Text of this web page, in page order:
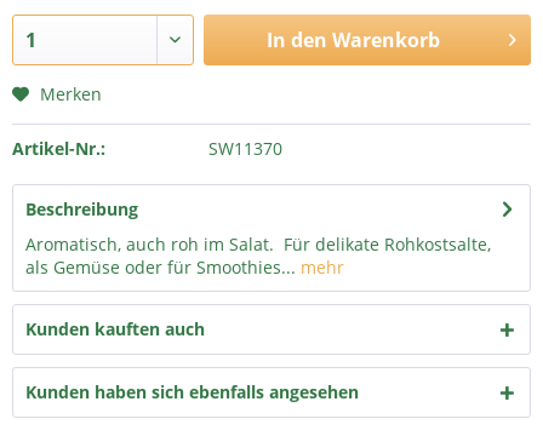
In den Warenkorb
Merken
Artikel-Nr.: SW11370
Beschreibung
Aromatisch, auch roh im Salat. Für delikate Rohkostsalte,
als Gemüse oder für Smoothies... mehr
Kunden kauften auch
Kunden haben sich ebenfalls angesehen